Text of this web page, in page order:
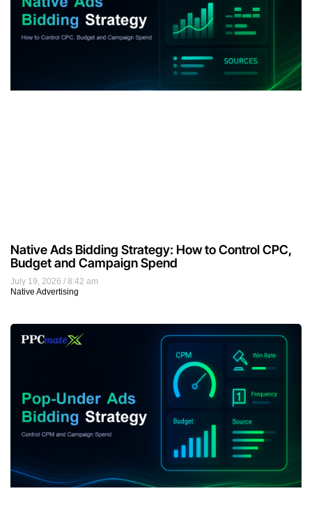
July 19, 2026
8:42 am
Native Advertising
Native Ads Bidding Strategy: How to Control CPC,
Budget and Campaign Spend